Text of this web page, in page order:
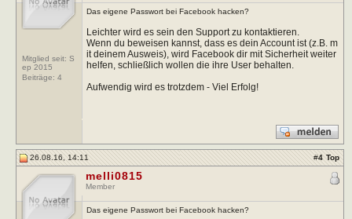
Mitglied seit: S
ep 2015
Beiträge: 4
Das eigene Passwort bei Facebook hacken?
Leichter wird es sein den Support zu kontaktieren.
Wenn du beweisen kannst, dass es dein Account ist (z.B. m
it deinem Ausweis), wird Facebook dir mit Sicherheit weiter
helfen, schließlich wollen die ihre User behalten.
Aufwendig wird es trotzdem - Viel Erfolg!
26.08.16, 14:11 #4 Top
melli0815
Member
Das eigene Passwort bei Facebook hacken?